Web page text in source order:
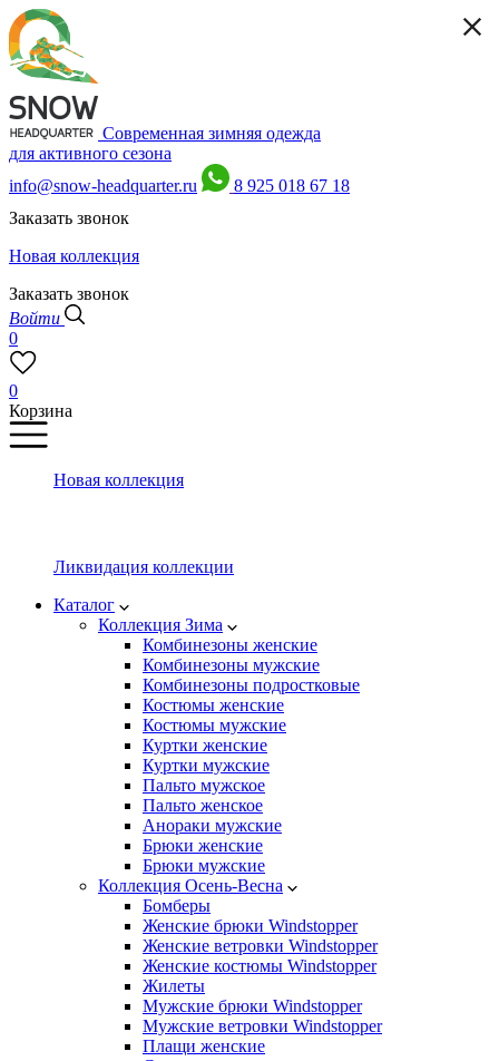
Современная зимняя одежда
для активного сезона
info@snow-headquarter.ru
8 925 018 67 18
Заказать звонок
Новая коллекция
Заказать звонок
Войти
0
0
Корзина
Новая коллекция
Ликвидация коллекции
Каталог
Коллекция Зима
Комбинезоны женские
Комбинезоны мужские
Комбинезоны подростковые
Костюмы женские
Костюмы мужские
Куртки женские
Куртки мужские
Пальто мужское
Пальто женское
Анораки мужские
Брюки женские
Брюки мужские
Коллекция Осень-Весна
Бомберы
Женские брюки Windstopper
Женские ветровки Windstopper
Женские костюмы Windstopper
Жилеты
Мужские брюки Windstopper
Мужские ветровки Windstopper
Плащи женские